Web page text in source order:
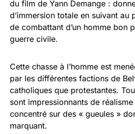
du film de Yann Demange :
d’immersion totale en suivant au
de combattant d’un homme bon
guerre civile.
Cette chasse à l’homme est
par les différentes factions de
catholiques que protestantes.
sont impressionnants de réalisme
concentré sur des « gueules »
marquant.